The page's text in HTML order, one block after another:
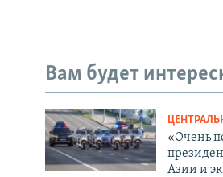
Вам будет
«Очень
Азии и